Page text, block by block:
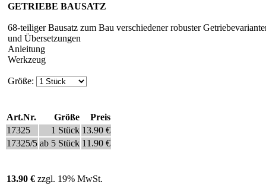
GETRIEBE BAUSATZ
68-teiliger Bausatz zum Bau verschiedener robuster
und Übersetzungen
Anleitung
Werkzeug
Größe:
Art.Nr. Größe
Preis
17325
1 Stück 13.90 €
17325/5 ab 5 Stück 11.90 €
13.90 € zzgl. 19% MwSt.